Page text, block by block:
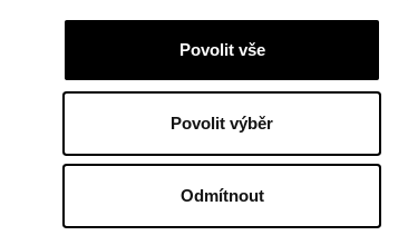
Povolit vše
Povolit výběr
Odmítnout
140 00 Praha,